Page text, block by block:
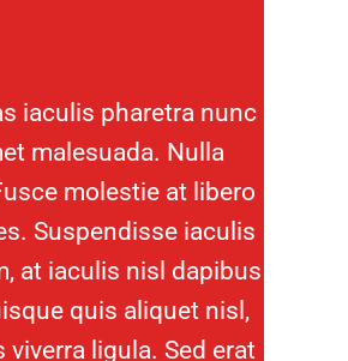
iaculis pharetra nunc
malesuada. Nulla
molestie at libero
Suspendisse iaculis
at iaculis nisl dapibus
quis aliquet nisl,
viverra ligula. Sed erat